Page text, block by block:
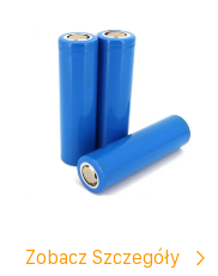
Zobacz Szczegóły